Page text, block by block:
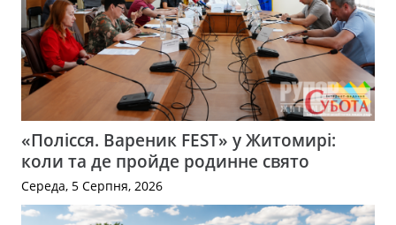
«Полісся. Вареник FEST» у Житомирі:
коли та де пройде родинне свято
Середа, 5 Серпня, 2026